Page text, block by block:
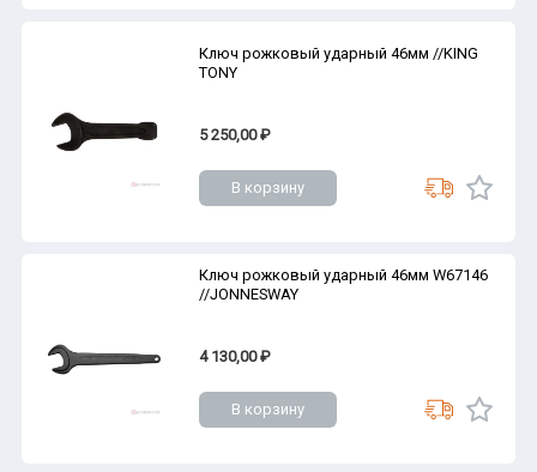
Ключ рожковый ударный 46мм //KING
TONY
5 250,00 ₽
В корзину
Ключ рожковый ударный 46мм W67146
//JONNESWAY
4 130,00 ₽
В корзину